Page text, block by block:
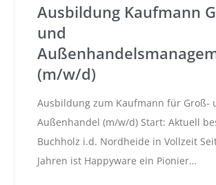
Ausbildung Kaufmann
und
(m/w/d)
Ausbildung zum Kaufmann für Groß-
Außenhandel (m/w/d) Start: Aktuell
Buchholz i.d. Nordheide in Vollzeit
Jahren ist Happyware ein Pionier…